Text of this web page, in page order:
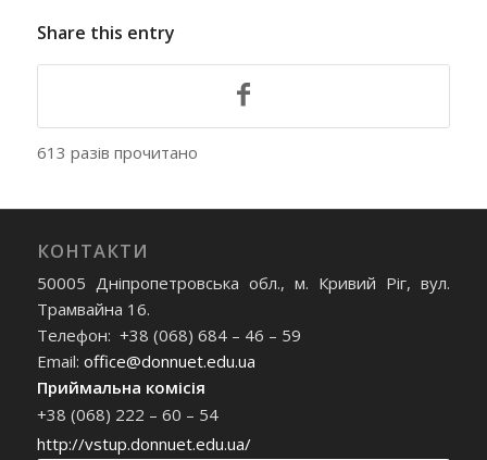
Share this entry
613 разів прочитано
КОНТАКТИ
50005 Дніпропетровська обл., м. Кривий Ріг, вул.
Трамвайна 16.
Телефон: +38 (068) 684 – 46 – 59
Email: office@donnuet.edu.ua
Приймальна комісія
+38 (068) 222 – 60 – 54
http://vstup.donnuet.edu.ua/